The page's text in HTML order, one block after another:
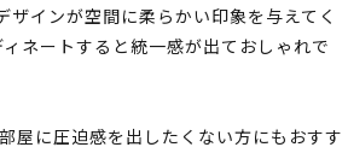
インが空間に柔らかい印象を与えてく
ネートすると統一感が出ておしゃれで
屋に圧迫感を出したくない方にもおすす